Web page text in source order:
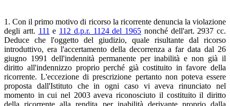
1. Con il primo motivo di ricorso la ricorrente denuncia la violazione
degli artt. 111 e 112 d.p.r. 1124 del 1965 nonché dell'art. 2937 cc.
Deduce che l'oggetto del giudizio, quale risultante dal ricorso
introduttivo, era l'accertamento della decorrenza a far data dal 26
giugno 1991 dell'indennità permanente per inabilità e non già il
diritto all'indennizzo proprio perché già costituito in favore della
ricorrente. L'eccezione di prescrizione pertanto non poteva essere
proposta dall'Istituto che in ogni caso vi aveva rinunciato nel
momento in cui nel 2003 aveva riconosciuto il costituito il diritto
della ricorrente alla rendita per inabilità derivante proprio dalla